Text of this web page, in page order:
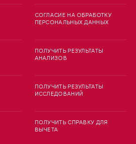
СОГЛАСИЕ НА ОБРАБОТКУ
ПЕРСОНАЛЬНЫХ ДАННЫХ
ПОЛУЧИТЬ РЕЗУЛЬТАТЫ
АНАЛИЗОВ
ПОЛУЧИТЬ РЕЗУЛЬТАТЫ
ИССЛЕДОВАНИЙ
ПОЛУЧИТЬ СПРАВКУ ДЛЯ
ВЫЧЕТА